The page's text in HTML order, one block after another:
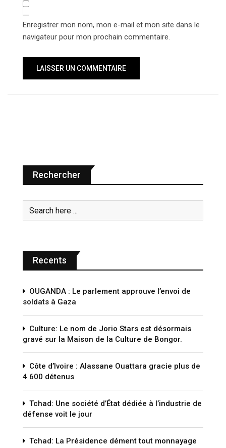
Enregistrer mon nom, mon e-mail et mon site dans le
navigateur pour mon prochain commentaire.
Rechercher
Recents
OUGANDA : Le parlement approuve l’envoi de
soldats à Gaza
Culture: Le nom de Jorio Stars est désormais
gravé sur la Maison de la Culture de Bongor.
Côte d’Ivoire : Alassane Ouattara gracie plus de
4 600 détenus
Tchad: Une société d’État dédiée à l’industrie de
défense voit le jour
Tchad: La Présidence dément tout monnayage